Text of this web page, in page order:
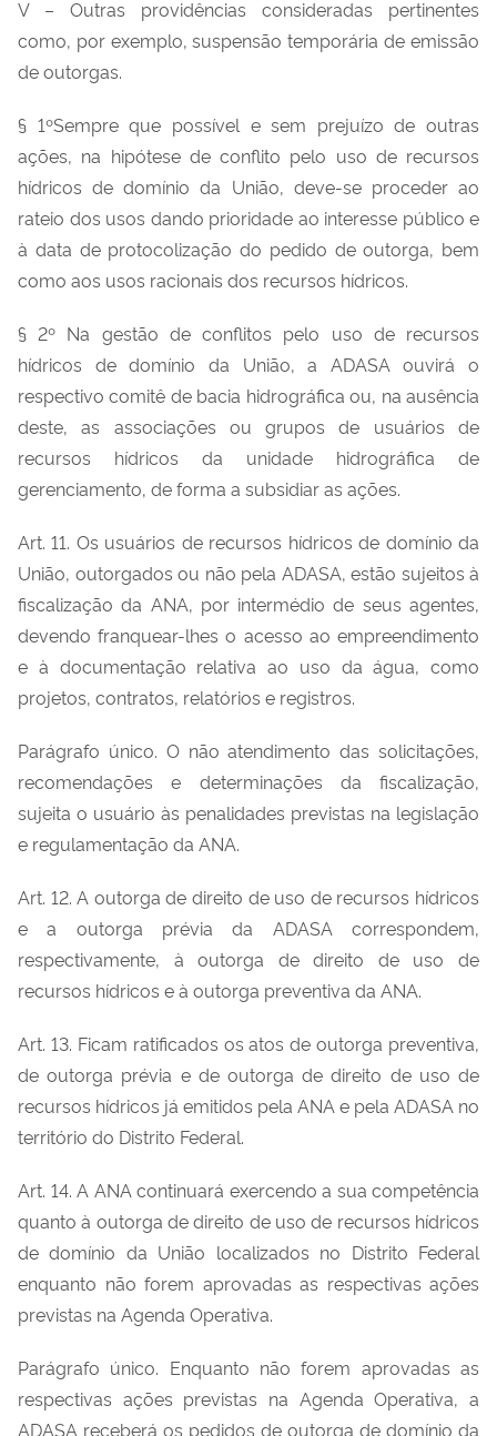
V – Outras providências consideradas pertinentes
como, por exemplo, suspensão temporária de emissão
de outorgas.
§ 1ºSempre que possível e sem prejuízo de outras
ações, na hipótese de conflito pelo uso de recursos
hídricos de domínio da União, deve-se proceder ao
rateio dos usos dando prioridade ao interesse público e
à data de protocolização do pedido de outorga, bem
como aos usos racionais dos recursos hídricos.
§ 2º Na gestão de conflitos pelo uso de recursos
hídricos de domínio da União, a ADASA ouvirá o
respectivo comitê de bacia hidrográfica ou, na ausência
deste, as associações ou grupos de usuários de
recursos hídricos da unidade hidrográfica de
gerenciamento, de forma a subsidiar as ações.
Art. 11. Os usuários de recursos hídricos de domínio da
União, outorgados ou não pela ADASA, estão sujeitos à
fiscalização da ANA, por intermédio de seus agentes,
devendo franquear-lhes o acesso ao empreendimento
e à documentação relativa ao uso da água, como
projetos, contratos, relatórios e registros.
Parágrafo único. O não atendimento das solicitações,
recomendações e determinações da fiscalização,
sujeita o usuário às penalidades previstas na legislação
e regulamentação da ANA.
Art. 12. A outorga de direito de uso de recursos hídricos
e a outorga prévia da ADASA correspondem,
respectivamente, à outorga de direito de uso de
recursos hídricos e à outorga preventiva da ANA.
Art. 13. Ficam ratificados os atos de outorga preventiva,
de outorga prévia e de outorga de direito de uso de
recursos hídricos já emitidos pela ANA e pela ADASA no
território do Distrito Federal.
Art. 14. A ANA continuará exercendo a sua competência
quanto à outorga de direito de uso de recursos hídricos
de domínio da União localizados no Distrito Federal
enquanto não forem aprovadas as respectivas ações
previstas na Agenda Operativa.
Parágrafo único. Enquanto não forem aprovadas as
respectivas ações previstas na Agenda Operativa, a
ADASA receberá os pedidos de outorga de domínio da